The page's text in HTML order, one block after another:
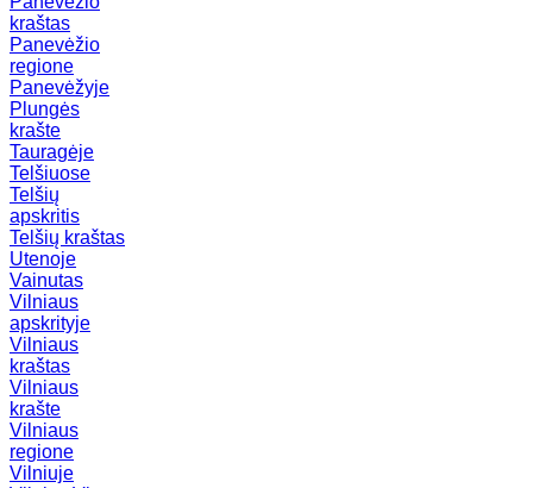
kraštas
Panevėžio
regione
Panevėžyje
Plungės
krašte
Tauragėje
Telšiuose
Telšių
apskritis
Telšių kraštas
Utenoje
Vainutas
Vilniaus
apskrityje
Vilniaus
kraštas
Vilniaus
krašte
Vilniaus
regione
Vilniuje